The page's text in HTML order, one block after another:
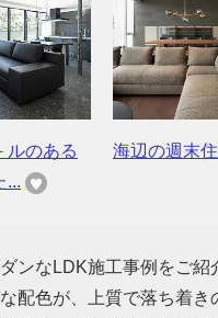
ルのある
...
海辺の週末
ンなLDK施工事例をご
配色が、上質で落ち着